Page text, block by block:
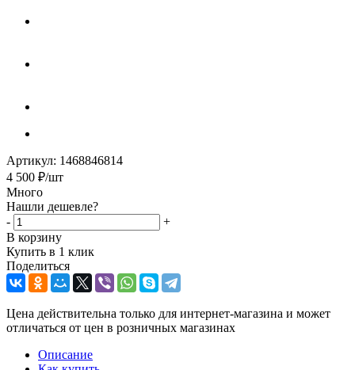
Артикул: 1468846814
4 500 ₽/шт
Много
Нашли дешевле?
-
+
В корзину
Купить в 1 клик
Поделиться
Цена действительна только для интернет-магазина и может
отличаться от цен в розничных магазинах
Описание